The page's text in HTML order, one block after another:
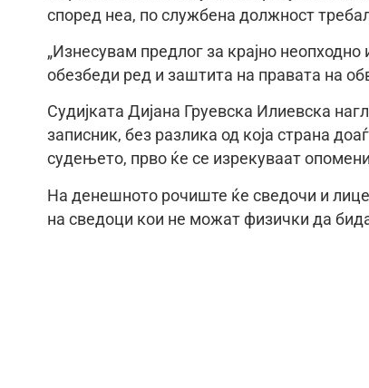
според неа, по службена должност
„Изнесувам предлог за крајно
обезбеди ред и заштита на правата на
Судијката Дијана Груевска Илиевска
записник, без разлика од која страна
судењето, прво ќе се изрекуваат
На денешното рочиште ќе сведочи и
на сведоци кои не можат физички да